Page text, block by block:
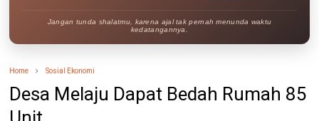
Jangan tunda shalatmu, karena ajal tak pernah menunda waktu
kedatangannya.
Home Sosial Ekonomi
Desa Melaju Dapat Bedah Rumah 85